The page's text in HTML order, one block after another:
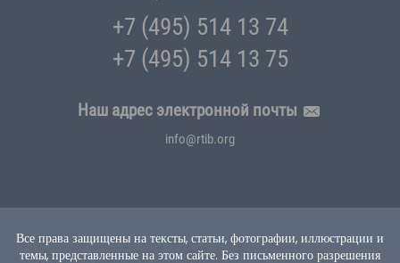
+7 (495) 514 13 74
+7 (495) 514 13 75
Наш адрес электронной почты
info@rtib.org
Все права защищены на тексты, статьи, фотографии, иллюстрации и
темы, представленные на этом сайте. Без письменного разрешения